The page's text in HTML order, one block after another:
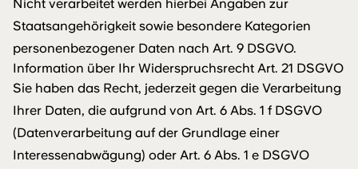
Nicht verarbeitet werden hierbei Angaben zur
Staatsangehörigkeit sowie besondere Kategorien
personenbezogener Daten nach Art. 9 DSGVO.
Information über Ihr Widerspruchsrecht Art. 21 DSGVO
Sie haben das Recht, jederzeit gegen die Verarbeitung
Ihrer Daten, die aufgrund von Art. 6 Abs. 1 f DSGVO
(Datenverarbeitung auf der Grundlage einer
Interessenabwägung) oder Art. 6 Abs. 1 e DSGVO